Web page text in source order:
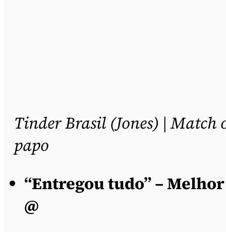
Tinder Brasil (Jones) | Match
papo
“Entregou tudo” – Melhor
@